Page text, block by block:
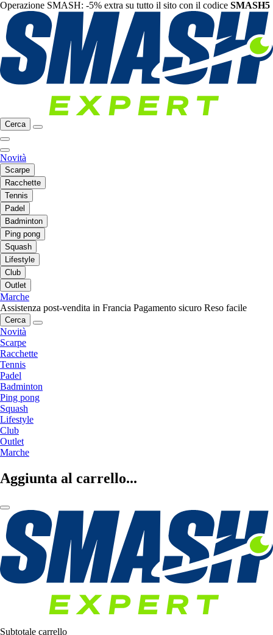
Operazione SMASH: -5% extra su tutto il sito con il codice SMASH5
Cerca
Novità
Scarpe
Racchette
Tennis
Padel
Badminton
Ping pong
Squash
Lifestyle
Club
Outlet
Marche
Assistenza post-vendita in Francia Pagamento sicuro Reso facile
Cerca
Novità
Scarpe
Racchette
Tennis
Padel
Badminton
Ping pong
Squash
Lifestyle
Club
Outlet
Marche
Aggiunta al carrello...
Subtotale carrello